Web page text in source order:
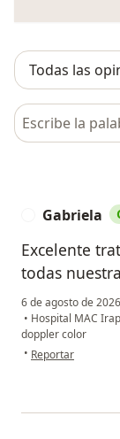
Busca en
Gabriela
Excelente
todas
6 de agosto de 2026
• Hospital MAC
doppler color
• en opinión del
Reportar